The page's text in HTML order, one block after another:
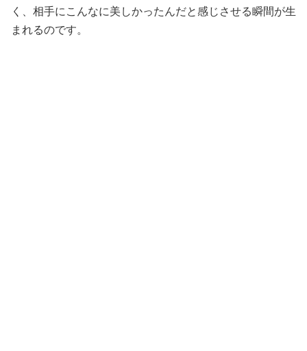
く、相手にこんなに美しかったんだと感じさせる瞬間が生
まれるのです。